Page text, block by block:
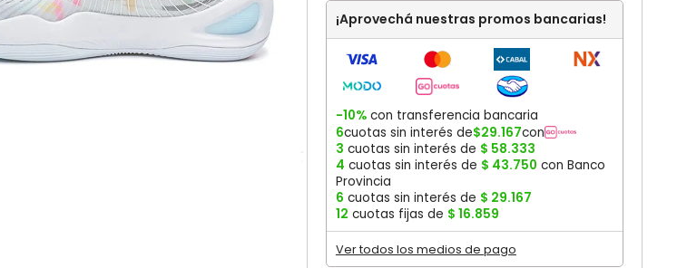
¡Aprovechá nuestras promos bancarias!
-10%con transferencia bancaria
6cuotas sin interés de$29.167con
3 cuotas sin interés de $ 58.333
4 cuotas sin interés de $ 43.750 con Banco
Provincia
6 cuotas sin interés de $ 29.167
12 cuotas fijas de $ 16.859
Ver todos los medios de pago